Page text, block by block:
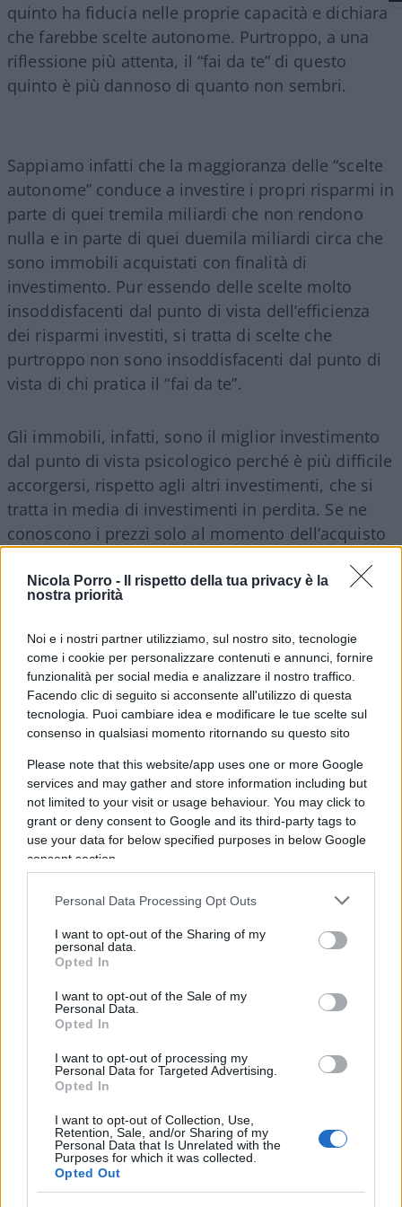
Nicola Porro -
Il rispetto della tua privacy è la
nostra priorità
Noi e i nostri partner utilizziamo, sul nostro sito, tecnologie
come i cookie per personalizzare contenuti e annunci, fornire
funzionalità per social media e analizzare il nostro traffico.
Facendo clic di seguito si acconsente all'utilizzo di questa
tecnologia. Puoi cambiare idea e modificare le tue scelte sul
consenso in qualsiasi momento ritornando su questo sito
Please note that this website/app uses one or more Google
services and may gather and store information including but
not limited to your visit or usage behaviour. You may click to
grant or deny consent to Google and its third-party tags to
use your data for below specified purposes in below Google
consent section.
Personal Data Processing Opt Outs
I want to opt-out of the Sharing of my
personal data.
Opted In
I want to opt-out of the Sale of my
Personal Data.
Opted In
I want to opt-out of processing my
Personal Data for Targeted Advertising.
Opted In
I want to opt-out of Collection, Use,
Retention, Sale, and/or Sharing of my
Personal Data that Is Unrelated with the
Purposes for which it was collected.
Opted Out
quinto ha fiducia nelle proprie capacità e dichiara
che farebbe scelte autonome. Purtroppo, a una
riflessione più attenta, il “fai da te” di questo
quinto è più dannoso di quanto non sembri.
Sappiamo infatti che la maggioranza delle “scelte
autonome” conduce a investire i propri risparmi in
parte di quei tremila miliardi che non rendono
nulla e in parte di quei duemila miliardi circa che
sono immobili acquistati con finalità di
investimento. Pur essendo delle scelte molto
insoddisfacenti dal punto di vista dell’efficienza
dei risparmi investiti, si tratta di scelte che
purtroppo non sono insoddisfacenti dal punto di
vista di chi pratica il “fai da te”.
Gli immobili, infatti, sono il miglior investimento
dal punto di vista psicologico perché è più difficile
accorgersi, rispetto agli altri investimenti, che si
tratta in media di investimenti in perdita. Se ne
conoscono i prezzi solo al momento dell’acquisto
distanza temporale tra questi due momenti che è
difficile fare bene i conti.
Gli investimenti in parte di quei tremila miliardi,
liquidità e reddito fisso, che non rendono nulla
non danno mai dolori perché non scendono mai
(anche se non salgono: ed è la paura e il dolore
della perdita ciò che guida il “fai da te”). Di qui un
senso illusorio di sicurezza che si auto-perpetua.
Succede così che la fiducia nelle proprie scelte
difficile che si tratti di scelte che siano facilmente
modificabili o che si sia indotti da altri a
modificarle. Dato che in media resistono molto di
consulente finanziario, di qualunque natura esso
sia, succede che i loro danni si prolungano più a
lungo nel tempo.
Da tutto ciò si può trarre una morale più generale:
in un mondo complesso, e non capito come tale,
si tende a dare troppa fiducia al proprio intuito e